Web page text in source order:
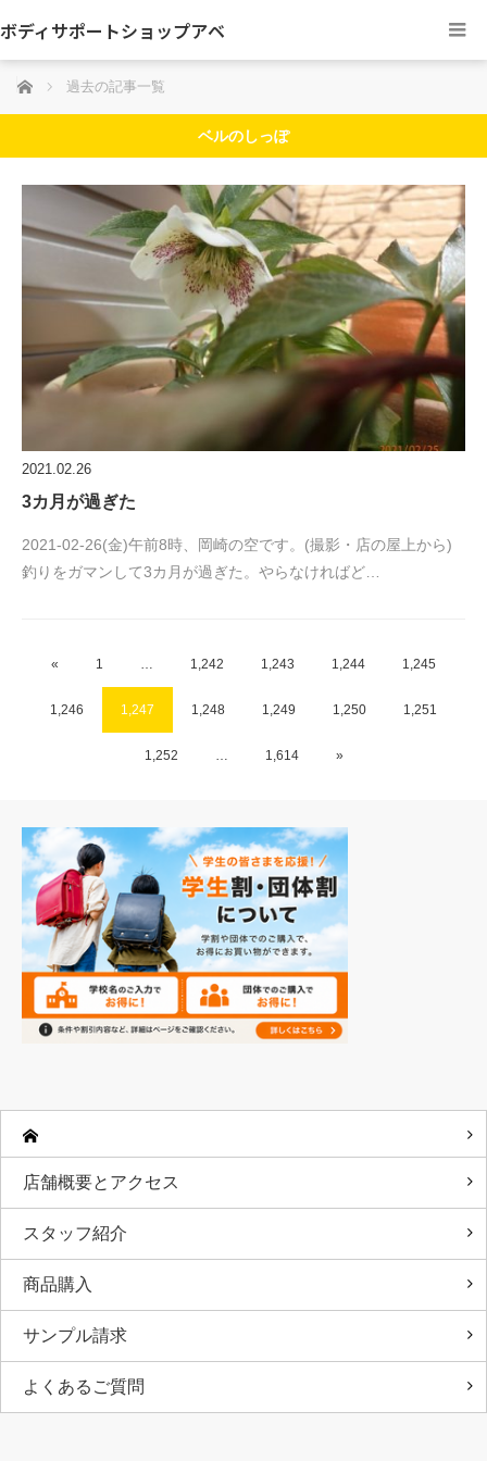
ボディサポートショップアベ
ホーム 過去の記事一覧
ベルのしっぽ
2021.02.26
3カ月が過ぎた
2021-02-26(金)午前8時、岡崎の空です。(撮影・店の屋上から)
釣りをガマンして3カ月が過ぎた。やらなければど…
« 1 1,242 1,243 1,244 1,245
1,246 1,247 1,248 1,249 1,250 1,251
1,252 1,614 »
店舗概要とアクセス
スタッフ紹介
商品購入
サンプル請求
よくあるご質問